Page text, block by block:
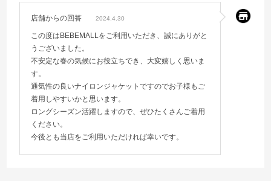
さん達に喜ばれました。生地はとてもいい強撥水です。
店舗からの回答 2024.4.30
この度はBEBEMALLをご利用いただき、誠にありがと
うございました。
不安定な春の気候にお役立ちでき、大変嬉しく思いま
す。
通気性の良いナイロンジャケットですのでお子様もご
着用しやすいかと思います。
ロングシーズン活躍しますので、ぜひたくさんご着用
ください。
今後とも当店をご利用いただければ幸いです。